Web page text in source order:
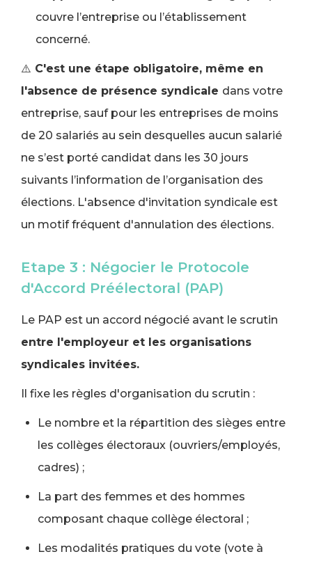
couvre l’entreprise ou l’établissement
concerné.
⚠️ C'est une étape obligatoire, même en
l'absence de présence syndicale dans votre
entreprise, sauf pour les entreprises de moins
de 20 salariés au sein desquelles aucun salarié
ne s’est porté candidat dans les 30 jours
suivants l’information de l’organisation des
élections. L'absence d'invitation syndicale est
un motif fréquent d'annulation des élections.
Etape 3 : Négocier le Protocole
d'Accord Préélectoral (PAP)
Le PAP est un accord négocié avant le scrutin
entre l'employeur et les organisations
syndicales invitées.
Il fixe les règles d'organisation du scrutin :
Le nombre et la répartition des sièges entre
les collèges électoraux (ouvriers/employés,
cadres) ;
La part des femmes et des hommes
composant chaque collège électoral ;
Les modalités pratiques du vote (vote à